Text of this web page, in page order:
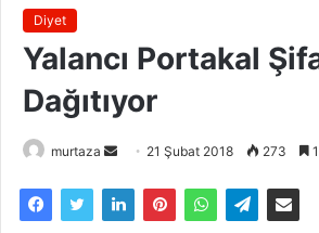
Diyet
Yalancı Portakal
Dağıtıyor
murtaza
Bir
posta
21 Şubat 2018 273